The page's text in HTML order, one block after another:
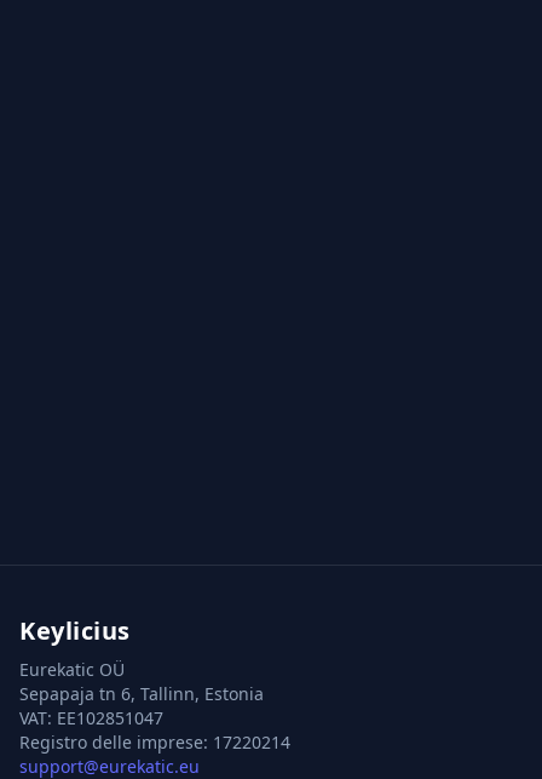
Keylicius
Eurekatic OÜ
Sepapaja tn 6, Tallinn, Estonia
VAT: EE102851047
Registro delle imprese: 17220214
support@eurekatic.eu